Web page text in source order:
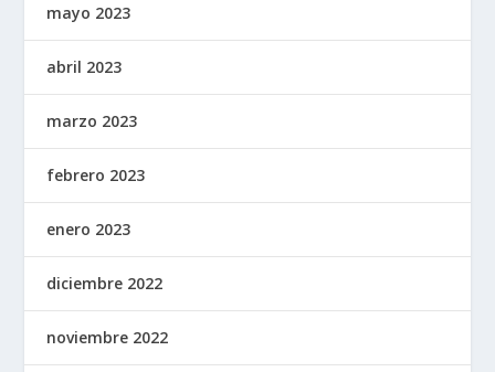
mayo 2023
abril 2023
marzo 2023
febrero 2023
enero 2023
diciembre 2022
noviembre 2022